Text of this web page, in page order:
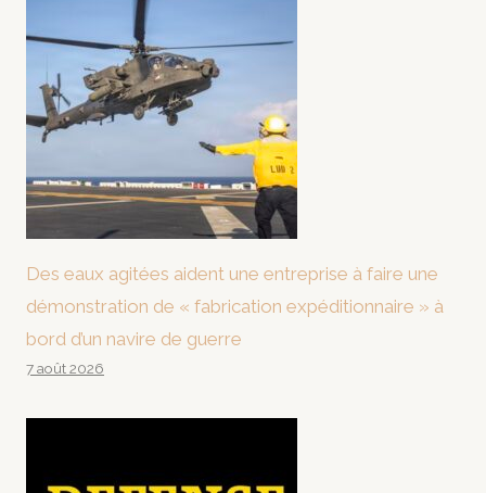
Des eaux agitées aident une entreprise à faire une
démonstration de « fabrication expéditionnaire » à
bord d’un navire de guerre
7 août 2026